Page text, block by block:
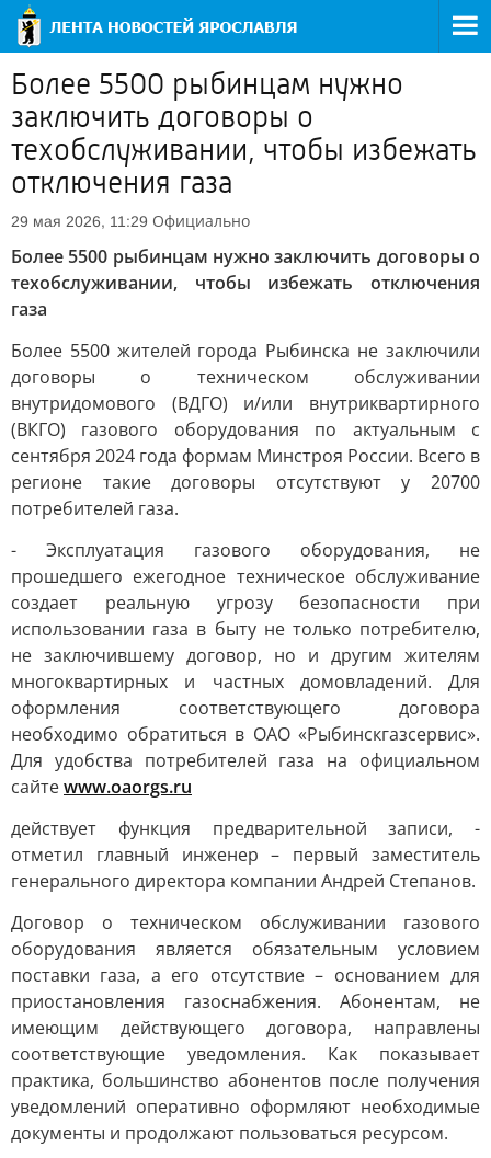
Более 5500 рыбинцам нужно
заключить договоры о
техобслуживании, чтобы избежать
отключения газа
29 мая 2026, 11:29 Официально
Более 5500 рыбинцам нужно заключить договоры о
техобслуживании, чтобы избежать отключения
газа
Более 5500 жителей города Рыбинска не заключили
договоры о техническом обслуживании
внутридомового (ВДГО) и/или внутриквартирного
(ВКГО) газового оборудования по актуальным с
сентября 2024 года формам Минстроя России. Всего в
регионе такие договоры отсутствуют у 20700
потребителей газа.
- Эксплуатация газового оборудования, не
прошедшего ежегодное техническое обслуживание
создает реальную угрозу безопасности при
использовании газа в быту не только потребителю,
не заключившему договор, но и другим жителям
многоквартирных и частных домовладений. Для
оформления соответствующего договора
необходимо обратиться в ОАО «Рыбинскгазсервис».
Для удобства потребителей газа на официальном
сайтеwww.oaorgs.ru
действует функция предварительной записи, -
отметил главный инженер – первый заместитель
генерального директора компании Андрей Степанов.
Договор о техническом обслуживании газового
оборудования является обязательным условием
поставки газа, а его отсутствие – основанием для
приостановления газоснабжения. Абонентам, не
имеющим действующего договора, направлены
соответствующие уведомления. Как показывает
практика, большинство абонентов после получения
уведомлений оперативно оформляют необходимые
документы и продолжают пользоваться ресурсом.